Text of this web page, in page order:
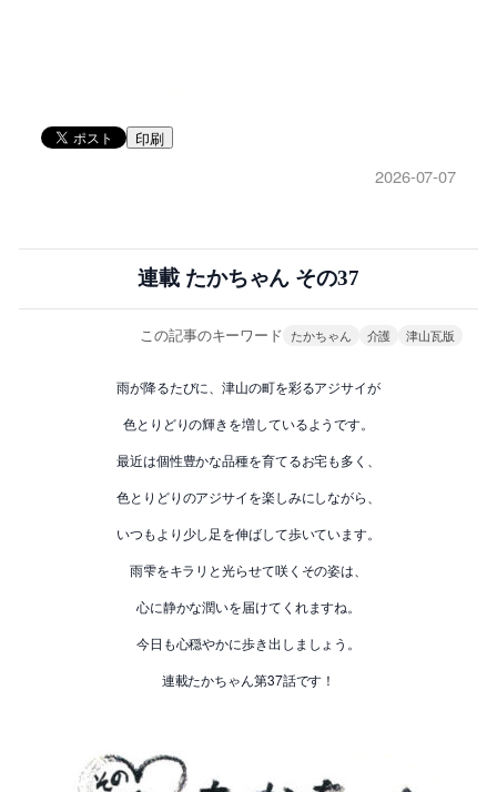
印刷
2026-07-07
連載 たかちゃん その37
この記事のキーワード たかちゃん 介護 津山瓦版
雨が降るたびに、津山の町を彩るアジサイが
色とりどりの輝きを増しているようです。
最近は個性豊かな品種を育てるお宅も多く、
色とりどりのアジサイを楽しみにしながら、
いつもより少し足を伸ばして歩いています。
雨雫をキラリと光らせて咲くその姿は、
心に静かな潤いを届けてくれますね。
今日も心穏やかに歩き出しましょう。
連載たかちゃん第37話です！